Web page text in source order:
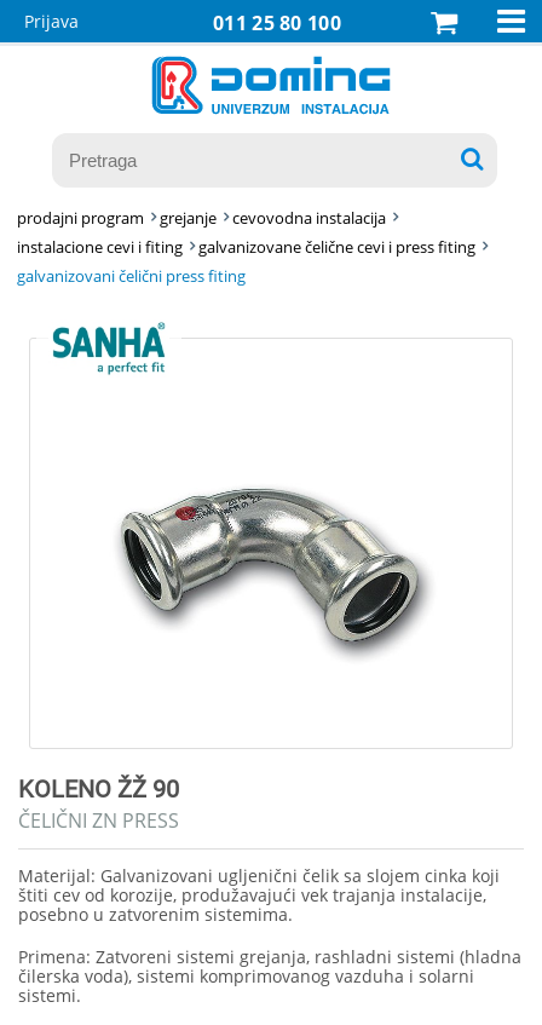
011 25 80 100
Prijava 

prodajni program grejanje
cevovodna instalacija
instalacione cevi i fiting
galvanizovane čelične cevi i press fiting
galvanizovani čelični press fiting
KOLENO ŽŽ 90
ČELIČNI ZN PRESS
Materijal: Galvanizovani ugljenični čelik sa slojem cinka koji
štiti cev od korozije, produžavajući vek trajanja instalacije,
posebno u zatvorenim sistemima.
Primena: Zatvoreni sistemi grejanja, rashladni sistemi (hladna
čilerska voda), sistemi komprimovanog vazduha i solarni
sistemi.